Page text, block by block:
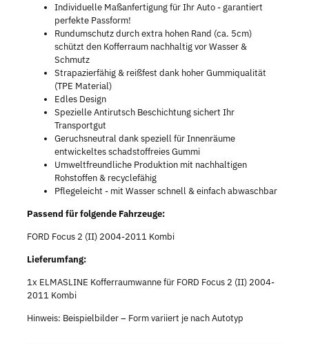
Individuelle Maßanfertigung für Ihr Auto - garantiert
perfekte Passform!
Rundumschutz durch extra hohen Rand (ca. 5cm)
schützt den Kofferraum nachhaltig vor Wasser &
Schmutz
Strapazierfähig & reißfest dank hoher Gummiqualität
(TPE Material)
Edles Design
Spezielle Antirutsch Beschichtung sichert Ihr
Transportgut
Geruchsneutral dank speziell für Innenräume
entwickeltes schadstoffreies Gummi
Umweltfreundliche Produktion mit nachhaltigen
Rohstoffen & recyclefähig
Pflegeleicht - mit Wasser schnell & einfach abwaschbar
Passend für folgende Fahrzeuge:
FORD Focus 2 (II) 2004-2011 Kombi
Lieferumfang:
1x ELMASLINE Kofferraumwanne für FORD Focus 2 (II) 2004-
2011 Kombi
Hinweis: Beispielbilder – Form variiert je nach Autotyp